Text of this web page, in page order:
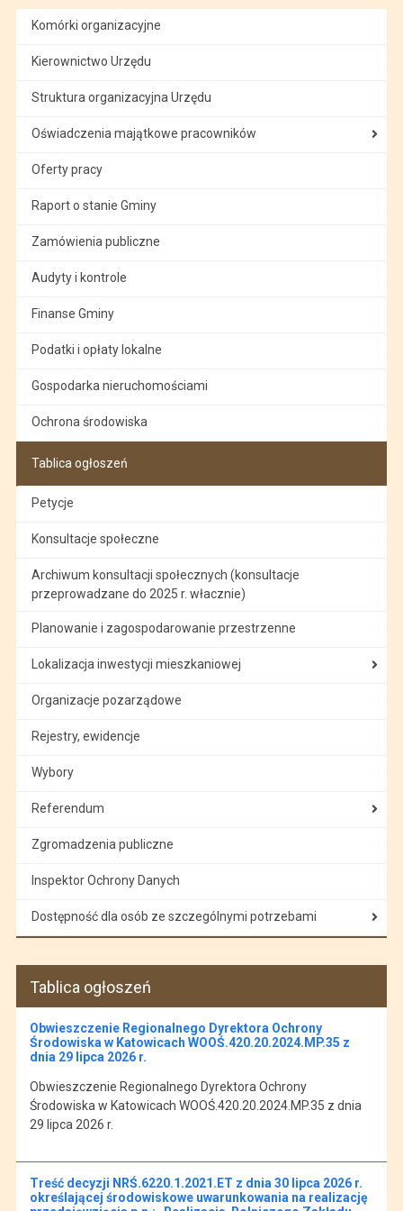
Komórki organizacyjne
Kierownictwo Urzędu
Struktura organizacyjna Urzędu
Oświadczenia majątkowe pracowników
Oferty pracy
Raport o stanie Gminy
Zamówienia publiczne
Audyty i kontrole
Finanse Gminy
Podatki i opłaty lokalne
Gospodarka nieruchomościami
Ochrona środowiska
Tablica ogłoszeń
Petycje
Konsultacje społeczne
Archiwum konsultacji społecznych (konsultacje
przeprowadzane do 2025 r. włacznie)
Planowanie i zagospodarowanie przestrzenne
Lokalizacja inwestycji mieszkaniowej
Organizacje pozarządowe
Rejestry, ewidencje
Wybory
Referendum
Zgromadzenia publiczne
Inspektor Ochrony Danych
Dostępność dla osób ze szczególnymi potrzebami
Tablica ogłoszeń
Obwieszczenie Regionalnego Dyrektora Ochrony
Środowiska w Katowicach WOOŚ.420.20.2024.MP.35 z
dnia 29 lipca 2026 r.
Obwieszczenie Regionalnego Dyrektora Ochrony
Środowiska w Katowicach WOOŚ.420.20.2024.MP.35 z dnia
29 lipca 2026 r.
Treść decyzji NRŚ.6220.1.2021.ET z dnia 30 lipca 2026 r.
określającej środowiskowe uwarunkowania na realizację